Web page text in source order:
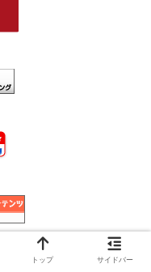
トップ サイドバー